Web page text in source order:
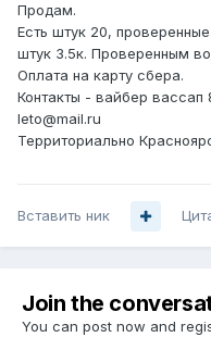
Продам.
Есть штук 20,
штук 3.5к. Проверенным
Оплата на карту сбера.
Контакты - вайбер
leto@mail.ru
Территориально
Вставить ник
Join the
You can post now and